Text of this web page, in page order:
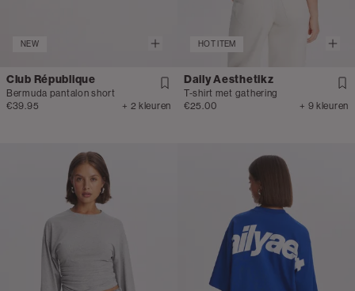
NEW
Club République
Bermuda pantalon short
€39.95
+ 2 kleuren
HOT ITEM
Daily Aesthetikz
T-shirt met gathering
€25.00
+ 9 kleuren